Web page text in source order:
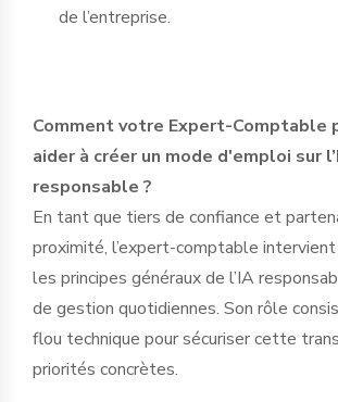
de l’entreprise.
Comment votre Expert-Comptable
aider à créer un mode d'emploi sur
responsable ?
En tant que tiers de confiance et
proximité, l’expert-comptable
les principes généraux de l’IA
de gestion quotidiennes. Son rôle
flou technique pour sécuriser cette
priorités concrètes.